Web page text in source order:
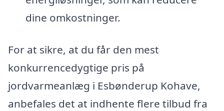
dine omkostninger.
For at sikre, at du får den mest
konkurrencedygtige pris på
jordvarmeanlæg i Esbønderup Kohave,
anbefales det at indhente flere tilbud fra